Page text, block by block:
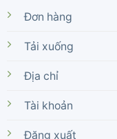
Đơn hàng
Tải xuống
Địa chỉ
Tài khoản
Đăng xuất